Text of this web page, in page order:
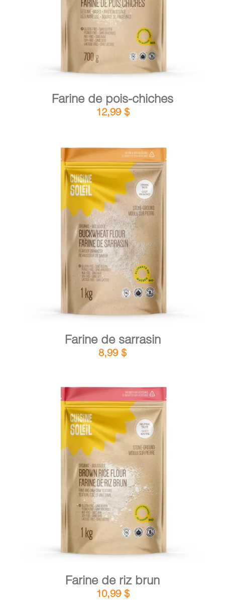
Farine de pois-chiches
12,99 $
AJOUTER AU PANIER / DÉTAILS
Farine de sarrasin
8,99 $
AJOUTER AU PANIER DÉTAILS
Farine de riz brun
10,99 $